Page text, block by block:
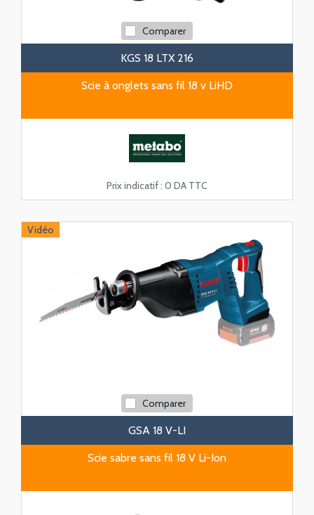
Comparer
KGS 18 LTX 216
Scie à onglets sans fil 18 v LiHD
Prix indicatif : 0 DA TTC
Vidéo
Comparer
GSA 18 V-LI
Scie sabre sans fil 18 V Li-Ion